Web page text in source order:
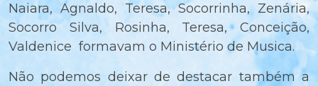
Naiara, Agnaldo, Teresa, Socorrinha, Zenária,
Socorro Silva, Rosinha, Teresa, Conceição,
Valdenice formavam o Ministério de Musica.
Não podemos deixar de destacar também a